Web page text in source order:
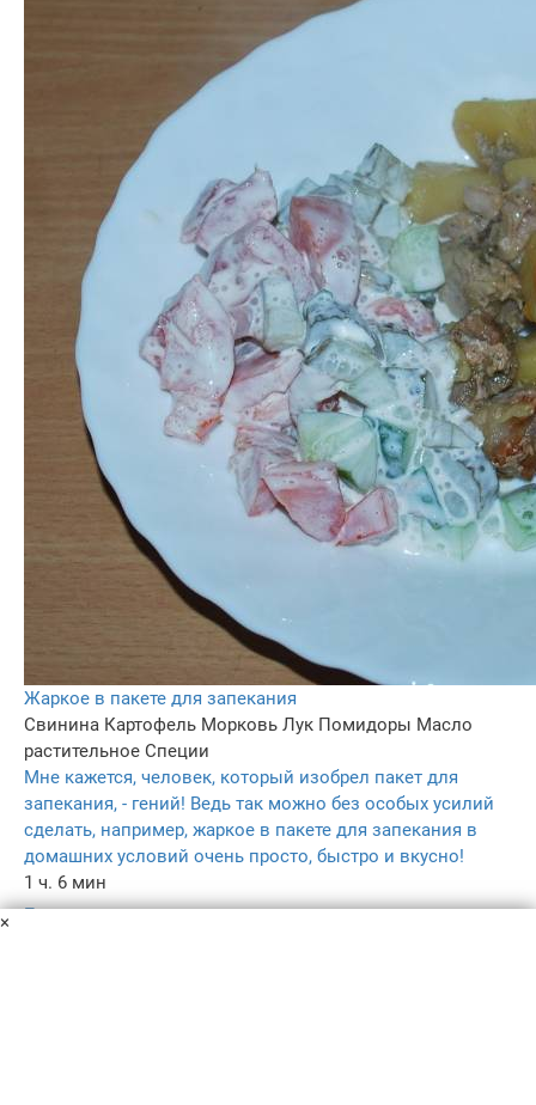
Жаркое в пакете для запекания
Свинина Картофель Морковь Лук Помидоры Масло
растительное Специи
Мне кажется, человек, который изобрел пакет для
запекания, - гений! Ведь так можно без особых усилий
сделать, например, жаркое в пакете для запекания в
домашних условий очень просто, быстро и вкусно!
1 ч. 6 мин
–
×